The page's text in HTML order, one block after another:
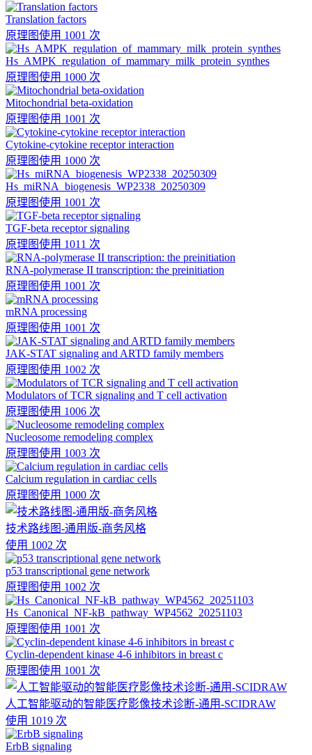
Translation factors
原理图使用 1001 次
Hs_AMPK_regulation_of_mammary_milk_protein_synthes
原理图使用 1000 次
Mitochondrial beta-oxidation
原理图使用 1001 次
Cytokine-cytokine receptor interaction
原理图使用 1000 次
Hs_miRNA_biogenesis_WP2338_20250309
原理图使用 1001 次
TGF-beta receptor signaling
原理图使用 1011 次
RNA-polymerase II transcription: the preinitiation
原理图使用 1001 次
mRNA processing
原理图使用 1001 次
JAK-STAT signaling and ARTD family members
原理图使用 1002 次
Modulators of TCR signaling and T cell activation
原理图使用 1006 次
Nucleosome remodeling complex
原理图使用 1003 次
Calcium regulation in cardiac cells
原理图使用 1000 次
技术路线图-通用版-商务风格
使用 1002 次
p53 transcriptional gene network
原理图使用 1002 次
Hs_Canonical_NF-kB_pathway_WP4562_20251103
原理图使用 1001 次
Cyclin-dependent kinase 4-6 inhibitors in breast c
原理图使用 1001 次
人工智能驱动的智能医疗影像技术诊断-通用-SCIDRAW
使用 1019 次
ErbB signaling